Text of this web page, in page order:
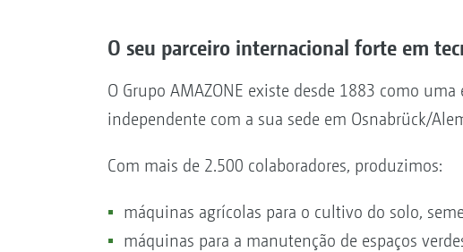
O seu parceiro internacional forte em
O Grupo AMAZONE existe desde 1883 como
independente com a sua sede em Osnabrück/
Com mais de 2.500 colaboradores, produzimos:
máquinas agrícolas para o cultivo do solo,
máquinas para a manutenção de espaços